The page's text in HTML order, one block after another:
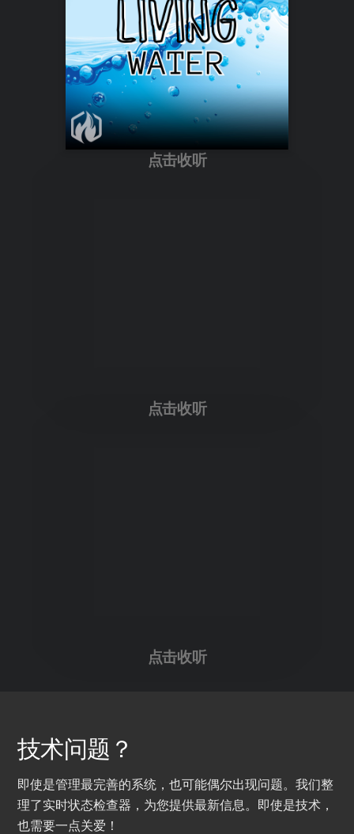
点击收听
点击收听
点击收听
技术问题？
即使是管理最完善的系统，也可能偶尔出现问题。我们整
理了实时状态检查器，为您提供最新信息。即使是技术，
也需要一点关爱！